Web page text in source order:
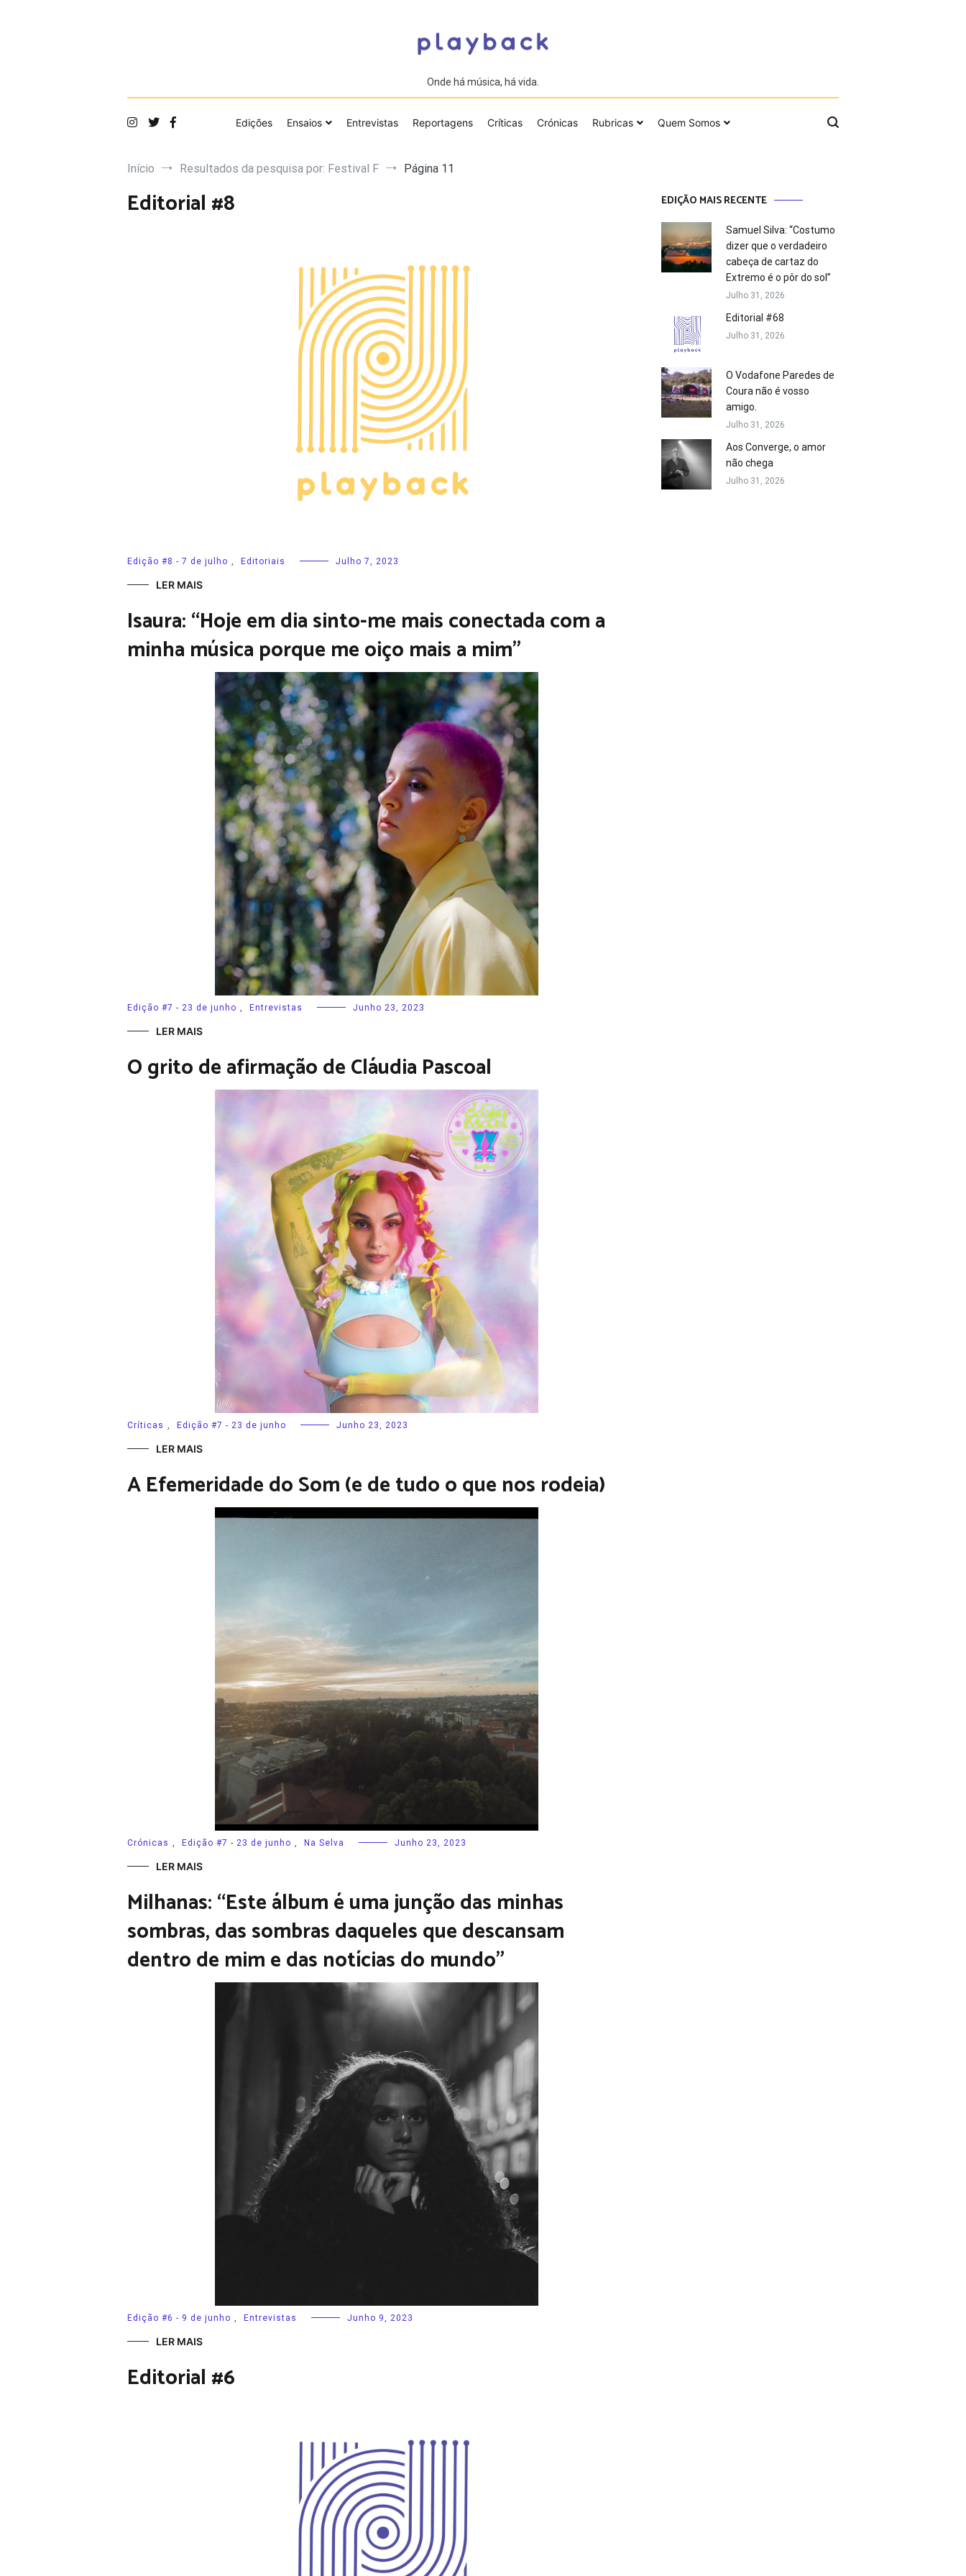
Onde há música, há vida.
Edições Ensaios Entrevistas Reportagens Críticas Crónicas Rubricas Quem Somos
Início Resultados da pesquisa por: Festival F Página 11
Editorial #8
Edição #8 - 7 de julho Editoriais Julho 7, 2023
LER MAIS
Isaura: “Hoje em dia sinto-me mais conectada com a
minha música porque me oiço mais a mim”
Edição #7 - 23 de junho Entrevistas Junho 23, 2023
LER MAIS
O grito de afirmação de Cláudia Pascoal
Críticas Edição #7 - 23 de junho Junho 23, 2023
LER MAIS
A Efemeridade do Som (e de tudo o que nos rodeia)
Crónicas Edição #7 - 23 de junho Na Selva Junho 23, 2023
LER MAIS
Milhanas: “Este álbum é uma junção das minhas
sombras, das sombras daqueles que descansam
dentro de mim e das notícias do mundo”
Edição #6 - 9 de junho Entrevistas Junho 9, 2023
LER MAIS
Editorial #6
EDIÇÃO MAIS RECENTE
Samuel Silva: “Costumo
dizer que o verdadeiro
cabeça de cartaz do
Extremo é o pôr do sol”
Julho 31, 2026
Editorial #68
Julho 31, 2026
O Vodafone Paredes de
Coura não é vosso
amigo.
Julho 31, 2026
Aos Converge, o amor
não chega
Julho 31, 2026